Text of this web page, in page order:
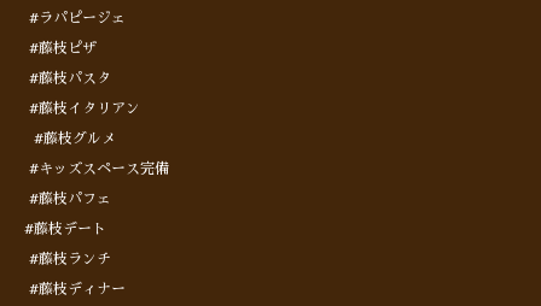
#ラパピージェ
#藤枝ピザ
#藤枝パスタ
#藤枝イタリアン
#藤枝グルメ
#キッズスペース完備
#藤枝パフェ
#藤枝デート
#藤枝ランチ
#藤枝ディナー